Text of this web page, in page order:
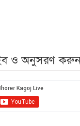
ও অনুসরণ